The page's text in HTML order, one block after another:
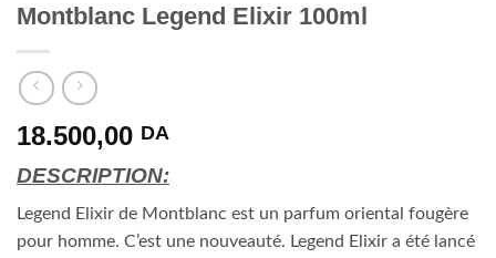
Montblanc Legend Elixir 100ml
18.500,00 DA
DESCRIPTION:
Legend Elixir de Montblanc est un parfum oriental fougère
pour homme. C’est une nouveauté. Legend Elixir a été lancé